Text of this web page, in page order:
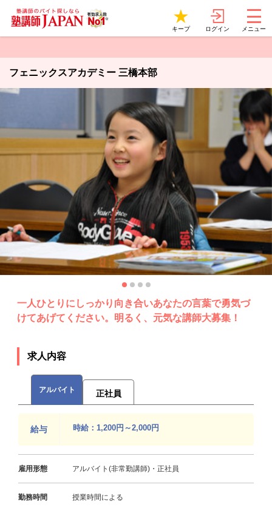
キープ ログイン メニュー
フェニックスアカデミー 三橋本部
一人ひとりにしっかり向き合いあなたの言葉で勇気づ
けてあげてください。明るく、元気な講師大募集！
求人内容
アルバイト 正社員
給与 時給：1,200円～2,000円
雇用形態 アルバイト(非常勤講師)・正社員
勤務時間 授業時間による